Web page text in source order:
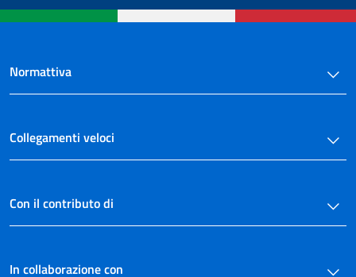
Normattiva
Collegamenti veloci
Con il contributo di
In collaborazione con